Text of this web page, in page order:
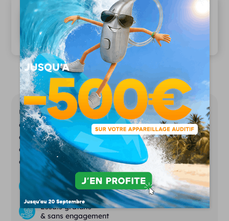
Des services haut de gamme
97% de patients satisfaits
Unisson représente la nouvelle génération
d’audioprothésistes. Notre ambition est de
démocratiser l’appareillage auditif tout en
assurant les services d’un laboratoire
d’audioprothèse conventionnel.
Des prix justes et transparents
Essais gratuits
& sans engagement